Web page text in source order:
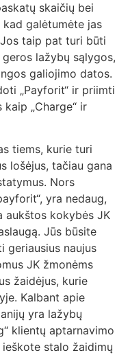
skaičių bei
galėtumėte jas
Jos taip pat turi būti
lažybų sąlygos,
galiojimo datos.
„Payforit“ ir priimti
„Charge“ ir
tiems, kurie turi
lošėjus, tačiau gana
Nors
yra nedaug,
aukštos kokybės JK
Jūs būsite
geriausius naujus
JK žmonėms
žaidėjus, kurie
Kalbant apie
yra lažybų
klientų aptarnavimo
stalo žaidimų